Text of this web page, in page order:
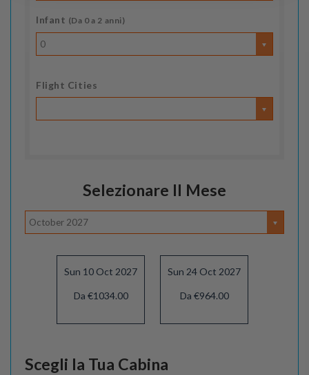
Infant (Da 0 a 2 anni)
0
Flight Cities
Selezionare Il Mese
October 2027
Sun 10 Oct 2027
Da €1034.00
Sun 24 Oct 2027
Da €964.00
Scegli la Tua Cabina